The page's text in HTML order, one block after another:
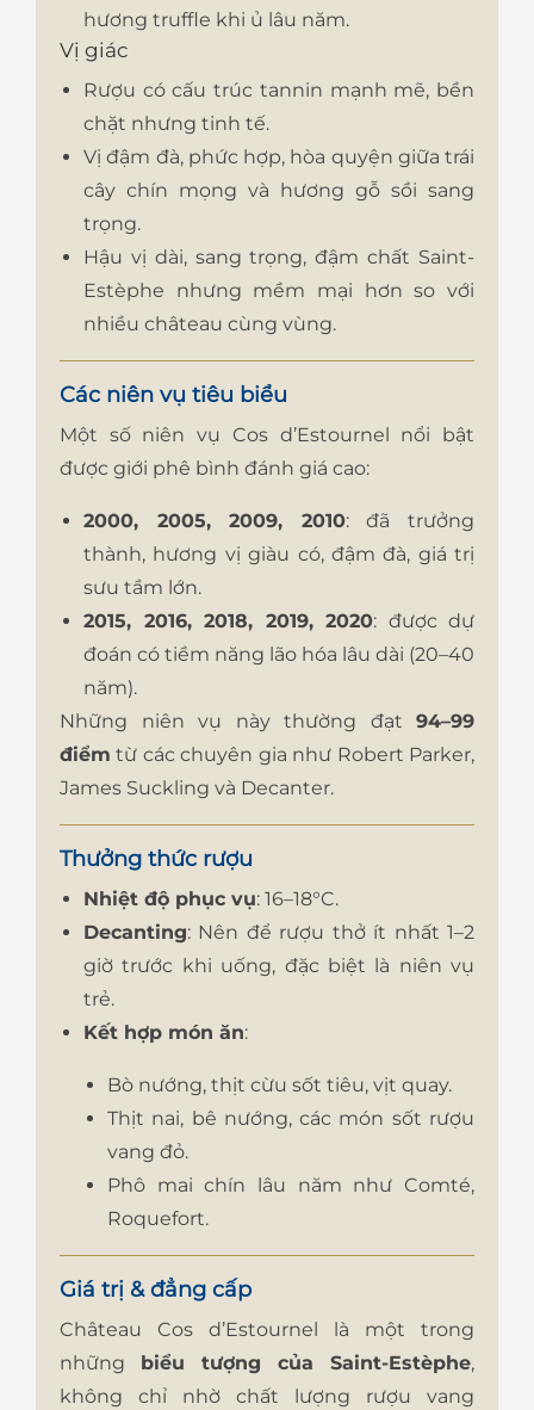
hương truffle khi ủ lâu năm.
Vị giác
Rượu có cấu trúc tannin mạnh mẽ, bền
chặt nhưng tinh tế.
Vị đậm đà, phức hợp, hòa quyện giữa trái
cây chín mọng và hương gỗ sồi sang
trọng.
Hậu vị dài, sang trọng, đậm chất Saint-
Estèphe nhưng mềm mại hơn so với
nhiều château cùng vùng.
Các niên vụ tiêu biểu
Một số niên vụ Cos d’Estournel nổi bật
được giới phê bình đánh giá cao:
2000, 2005, 2009, 2010: đã trưởng
thành, hương vị giàu có, đậm đà, giá trị
sưu tầm lớn.
2015, 2016, 2018, 2019, 2020: được dự
đoán có tiềm năng lão hóa lâu dài (20–40
năm).
Những niên vụ này thường đạt 94–99
điểm từ các chuyên gia như Robert Parker,
James Suckling và Decanter.
Thưởng thức rượu
Nhiệt độ phục vụ: 16–18°C.
Decanting: Nên để rượu thở ít nhất 1–2
giờ trước khi uống, đặc biệt là niên vụ
trẻ.
Kết hợp món ăn:
Bò nướng, thịt cừu sốt tiêu, vịt quay.
Thịt nai, bê nướng, các món sốt rượu
vang đỏ.
Phô mai chín lâu năm như Comté,
Roquefort.
Giá trị & đẳng cấp
Château Cos d’Estournel là một trong
những biểu tượng của Saint-Estèphe,
không chỉ nhờ chất lượng rượu vang